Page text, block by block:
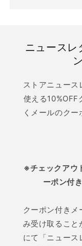
ニュースレ
ストアニュース
使える10%OFF
くメールのク
※チェックアウ
ーポン付
クーポン付き
み受け取ること
にて「ニュース